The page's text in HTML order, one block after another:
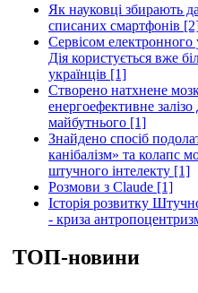
Як науковці збирають
списаних смартфонів
Сервісом електронного
Дія користується вже
українців [1]
Створено натхнене
енергоефективне
майбутнього [1]
Знайдено спосіб
канібалізм» та колапс
штучного інтелекту [1]
Розмови з Claude [1]
Історія розвитку
- криза
ТОП-новини